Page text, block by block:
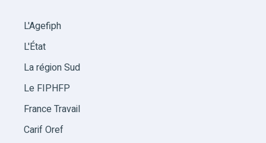
L'Agefiph
L'État
La région Sud
Le FIPHFP
France Travail
Carif Oref